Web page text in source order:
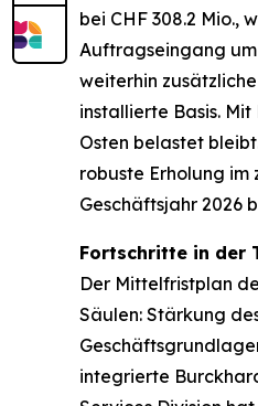
bei CHF 308.2 Mio.,
Auftragseingang
weiterhin
installierte Basis.
Osten belastet
robuste Erholung
Geschäftsjahr 2026
Fortschritte in der
Der Mittelfristplan
Säulen: Stärkung
integrierte